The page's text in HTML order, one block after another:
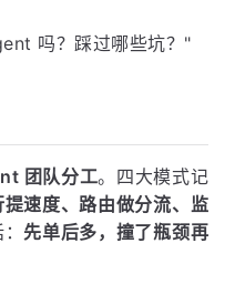
吗？踩过哪些坑？"
团队分工。四大模式记
速度、路由做分流、监
先单后多，撞了瓶颈再